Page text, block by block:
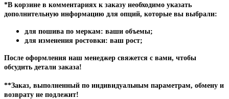
*В корзине в комментариях к заказу необходимо указать
дополнительную информацию для опций, которые вы выбрали:
для пошива по меркам: ваши объемы;
для изменения ростовки: ваш рост;
После оформления наш менеджер свяжется с вами, чтобы
обсудить детали заказа!
**Заказ, выполненный по индивидуальным параметрам, обмену и
возврату не подлежит!